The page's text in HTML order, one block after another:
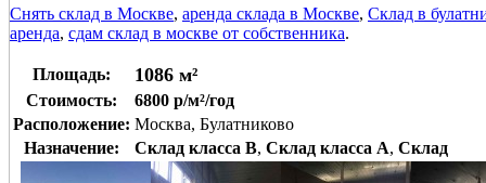
Снять склад в Москве, аренда склада в Москве, Склад в
аренда, сдам склад в москве от собственника.
Площадь: 1086 м²
Стоимость:
6800 р/м²/год
Расположение: Москва, Булатниково
Назначение:
Склад класса B, Склад класса A, Склад